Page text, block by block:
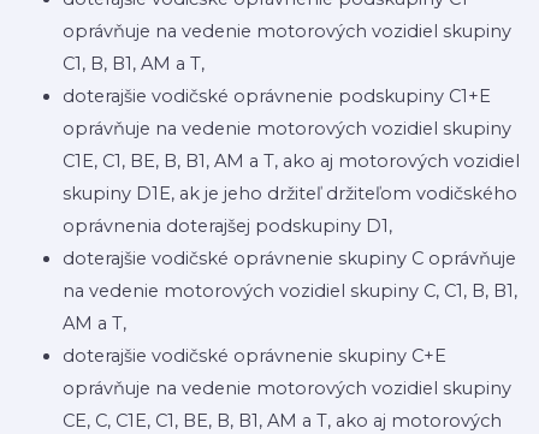
oprávňuje na vedenie motorových vozidiel skupiny
C1, B, B1, AM a T,
doterajšie vodičské oprávnenie podskupiny C1+E
oprávňuje na vedenie motorových vozidiel skupiny
C1E, C1, BE, B, B1, AM a T, ako aj motorových vozidiel
skupiny D1E, ak je jeho držiteľ držiteľom vodičského
oprávnenia doterajšej podskupiny D1,
doterajšie vodičské oprávnenie skupiny C oprávňuje
na vedenie motorových vozidiel skupiny C, C1, B, B1,
AM a T,
doterajšie vodičské oprávnenie skupiny C+E
oprávňuje na vedenie motorových vozidiel skupiny
CE, C, C1E, C1, BE, B, B1, AM a T, ako aj motorových